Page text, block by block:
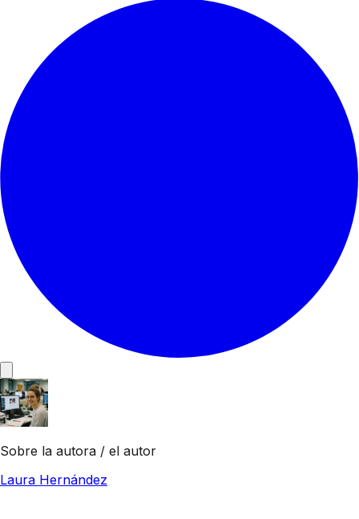
Sobre la autora / el autor
Laura Hernández